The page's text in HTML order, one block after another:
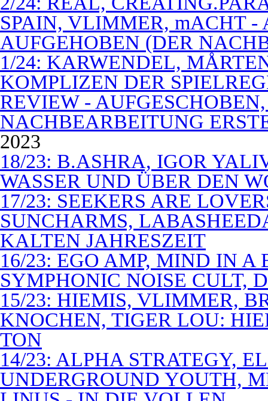
SPAIN, VLIMMER, mACHT -
AUFGEHOBEN (DER
1/24: KARWENDEL,
KOMPLIZEN DER
REVIEW -
NACHBEARBEITUNG
2023
18/23: B.ASHRA, IGOR
WASSER UND ÜBER DEN
17/23: SEEKERS ARE
SUNCHARMS,
KALTEN JAHRESZEIT
16/23: EGO AMP, MIND IN
SYMPHONIC NOISE CULT,
15/23: HIEMIS, VLIMMER,
KNOCHEN, TIGER LOU:
TON
14/23: ALPHA STRATEGY,
UNDERGROUND YOUTH,